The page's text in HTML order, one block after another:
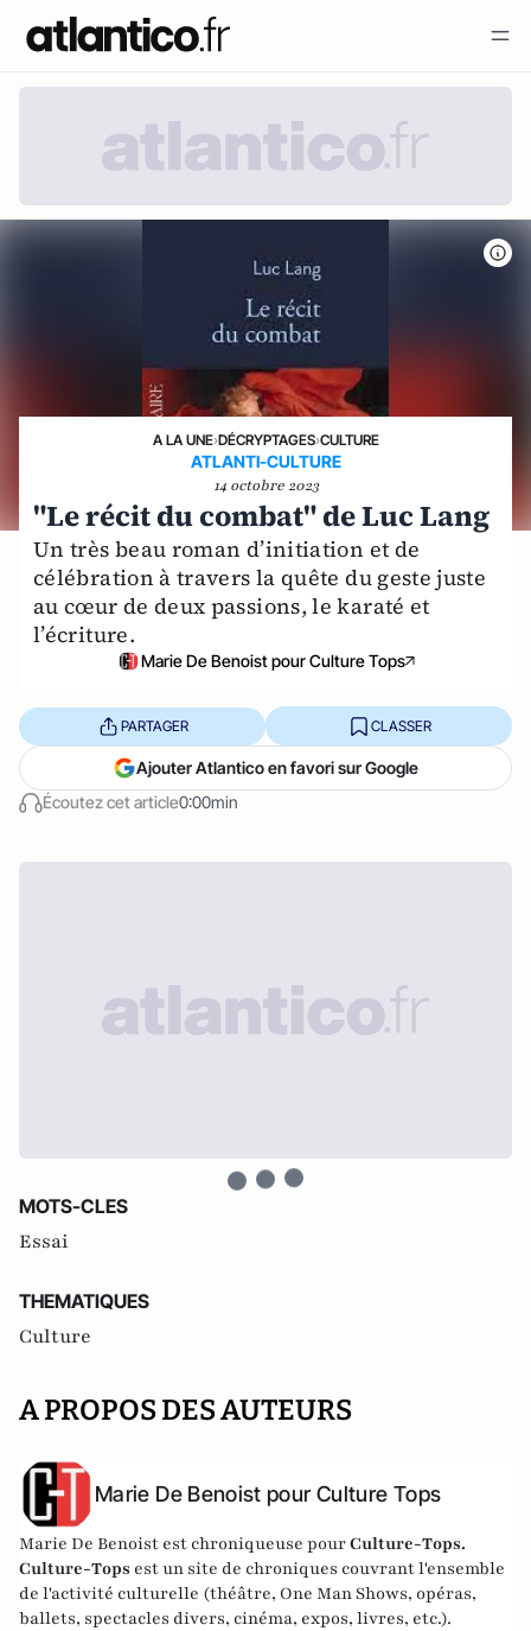
A LA UNE›DÉCRYPTAGES›CULTURE
ATLANTI-CULTURE
14 octobre 2023
"Le récit du combat" de Luc Lang
Un très beau roman d’initiation et de
célébration à travers la quête du geste juste
au cœur de deux passions, le karaté et
l’écriture.
Marie De Benoist pour Culture Tops
Écoutez cet article0:00min
PARTAGER CLASSER
Ajouter Atlantico en favori sur Google
MOTS-CLES
Essai
THEMATIQUES
Culture
A PROPOS DES AUTEURS
Marie De Benoist pour Culture Tops
Marie De Benoist est chroniqueuse pourCulture-Tops.
Culture-Tops est un site de chroniques couvrant l'ensemble
de l'activité culturelle (théâtre, One Man Shows, opéras,
ballets, spectacles divers, cinéma, expos, livres, etc.).